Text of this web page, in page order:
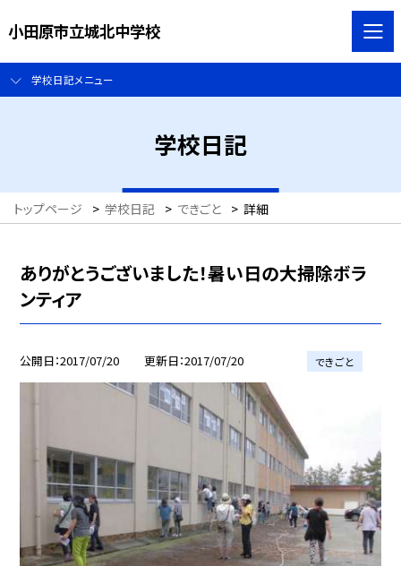
小田原市立城北中学校
学校日記メニュー
学校日記
トップページ > 学校日記 > できごと > 詳細
ありがとうございました！暑い日の大掃除ボラ
ンティア
公開日 2017/07/20 更新日 2017/07/20 できごと